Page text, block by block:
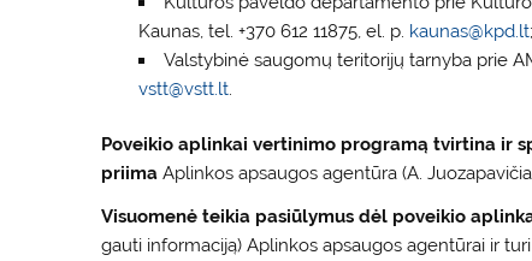
Kaunas, tel. +370 612 11875, el. p. kaunas@kpd.lt;
Valstybinė saugomų teritorijų tarnyba prie
vstt@vstt.lt.
Poveikio aplinkai vertinimo programą tvirtina ir
priima Aplinkos apsaugos agentūra (A.
Visuomenė teikia pasiūlymus dėl poveikio
gauti informaciją) Aplinkos apsaugos agentūrai ir